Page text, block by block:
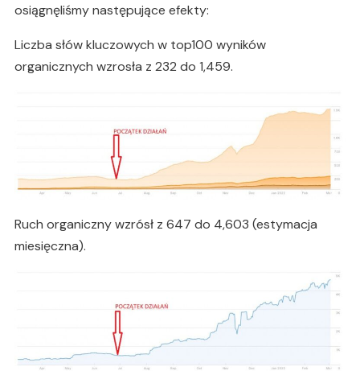
osiągnęliśmy następujące efekty:
Liczba słów kluczowych w top100 wyników
organicznych wzrosła z 232 do 1,459.
Ruch organiczny wzrósł z 647 do 4,603 (estymacja
miesięczna).